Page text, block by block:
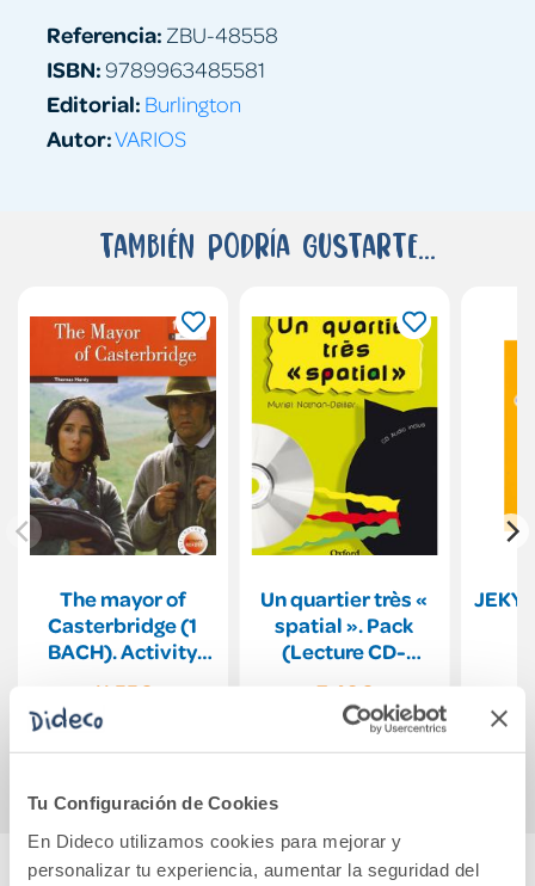
Tu Configuración de Cookies
En Dideco utilizamos cookies para mejorar y
personalizar tu experiencia, aumentar la seguridad del
Referencia: ZBU-48558
ISBN:9789963485581
Editorial: Burlington
Autor:VARIOS
También podría gustarte...
The mayor of
Casterbridge (1
BACH). Activity
11,55€
Un quartier très «
spatial ». Pack
(Lecture CD-
7,49€
Comprar